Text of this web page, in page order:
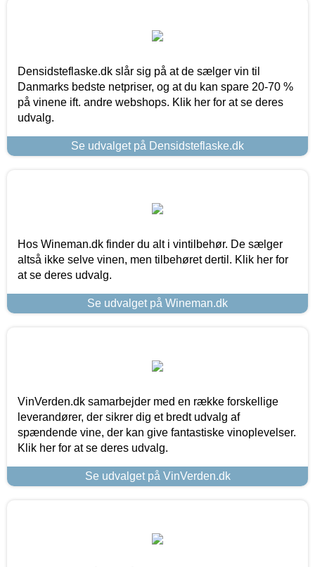
Densidsteflaske.dk slår sig på at de sælger vin til
Danmarks bedste netpriser, og at du kan spare 20-70 %
på vinene ift. andre webshops. Klik her for at se deres
udvalg.
Se udvalget på Densidsteflaske.dk
Hos Wineman.dk finder du alt i vintilbehør. De sælger
altså ikke selve vinen, men tilbehøret dertil. Klik her for
at se deres udvalg.
Se udvalget på Wineman.dk
VinVerden.dk samarbejder med en række forskellige
leverandører, der sikrer dig et bredt udvalg af
spændende vine, der kan give fantastiske vinoplevelser.
Klik her for at se deres udvalg.
Se udvalget på VinVerden.dk